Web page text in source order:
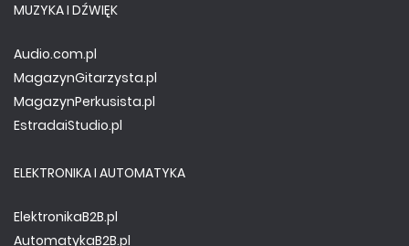
MUZYKA I DŹWIĘK
Audio.com.pl
MagazynGitarzysta.pl
MagazynPerkusista.pl
EstradaiStudio.pl
ELEKTRONIKA I AUTOMATYKA
ElektronikaB2B.pl
AutomatykaB2B.pl